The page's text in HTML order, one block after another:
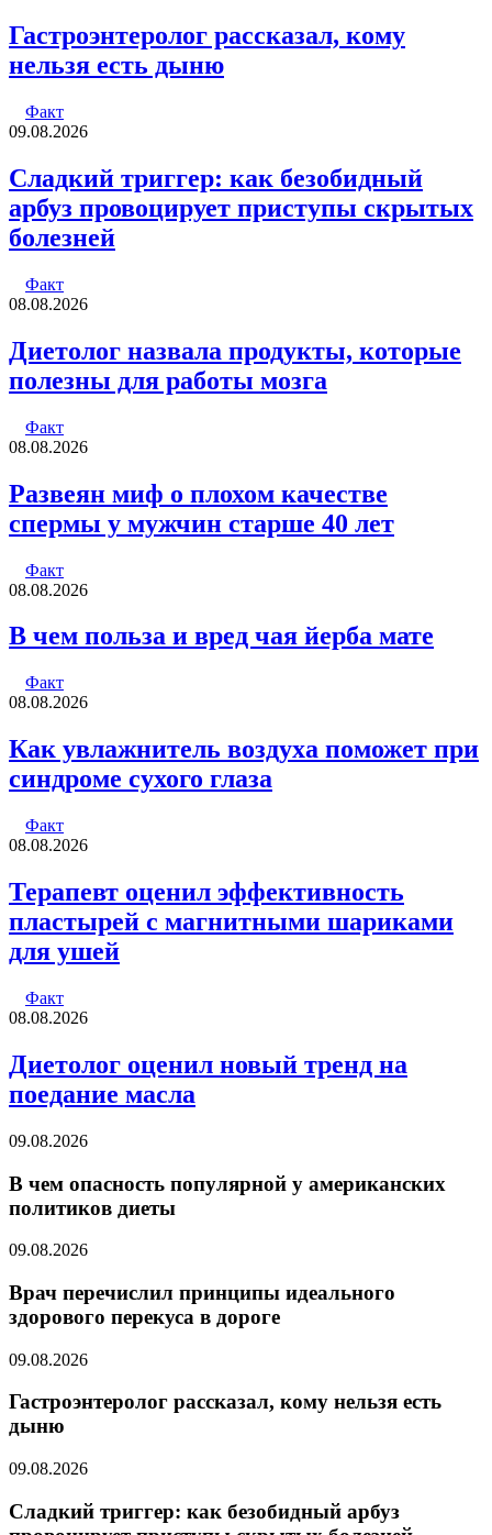
Гастроэнтеролог рассказал, кому
нельзя есть дыню
Факт
09.08.2026
Сладкий триггер: как безобидный
арбуз провоцирует приступы скрытых
болезней
Факт
08.08.2026
Диетолог назвала продукты, которые
полезны для работы мозга
Факт
08.08.2026
Развеян миф о плохом качестве
спермы у мужчин старше 40 лет
Факт
08.08.2026
В чем польза и вред чая йерба мате
Факт
08.08.2026
Как увлажнитель воздуха поможет при
синдроме сухого глаза
Факт
08.08.2026
Терапевт оценил эффективность
пластырей с магнитными шариками
для ушей
Факт
08.08.2026
Диетолог оценил новый тренд на
поедание масла
09.08.2026
В чем опасность популярной у американских
политиков диеты
09.08.2026
Врач перечислил принципы идеального
здорового перекуса в дороге
09.08.2026
Гастроэнтеролог рассказал, кому нельзя есть
дыню
09.08.2026
Сладкий триггер: как безобидный арбуз